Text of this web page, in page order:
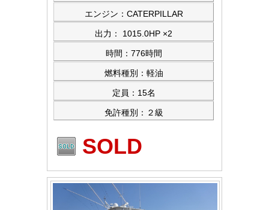
エンジン：CATERPILLAR
出力： 1015.0HP ×2
時間：776時間
燃料種別：軽油
定員：15名
免許種別：２級
SOLD